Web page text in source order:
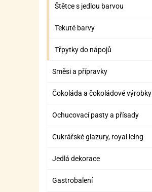
Štětce s jedlou barvou
Tekuté barvy
Třpytky do nápojů
Směsi a přípravky
Čokoláda a čokoládové výrobky
Ochucovací pasty a přísady
Cukrářské glazury, royal icing
Jedlá dekorace
Gastrobalení